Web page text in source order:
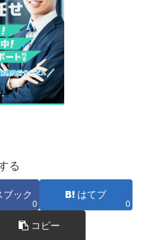
る
ブック
0
はてブ
0
コピー